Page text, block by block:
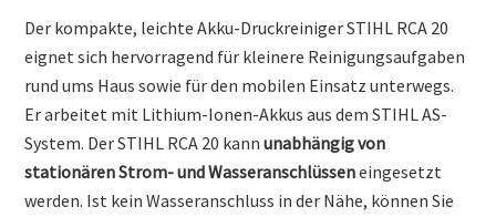
Der kompakte, leichte Akku-Druckreiniger STIHL RCA 20
eignet sich hervorragend für kleinere Reinigungsaufgaben
rund ums Haus sowie für den mobilen Einsatz unterwegs.
Er arbeitet mit Lithium-Ionen-Akkus aus dem STIHL AS-
System. Der STIHL RCA 20 kann unabhängig von
stationären Strom- und Wasseranschlüsseneingesetzt
werden. Ist kein Wasseranschluss in der Nähe, können Sie